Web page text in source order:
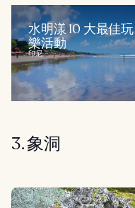
水明漾 10 大最佳玩
樂活動
印尼
3. 象洞